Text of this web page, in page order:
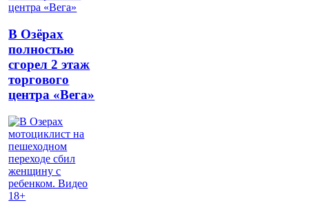
В Озёрах
полностью
сгорел 2 этаж
торгового
центра «Вега»